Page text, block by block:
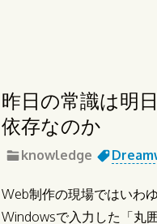
昨日の常識は明
依存なのか
knowledge
Web制作の現場ではいわ
Windowsで入力した「丸